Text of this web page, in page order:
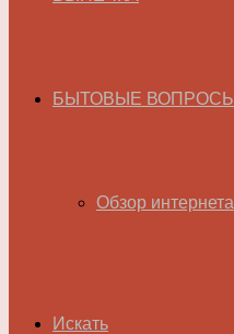
БЫТОВЫЕ ВОПРОСЫ
Обзор интернета
Искать